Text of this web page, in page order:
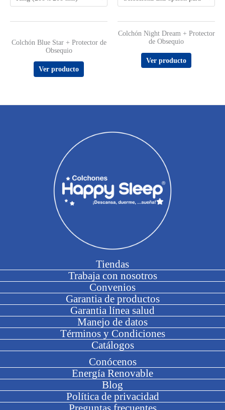
Valorado con
5.00
de 5
Colchón Blue Star + Protector de
Obsequio
Ver producto
Colchón Night Dream + Protector
de Obsequio
Ver producto
Tiendas
Trabaja con nosotros
Convenios
Garantia de productos
Garantia línea salud
Manejo de datos
Términos y Condiciones
Catálogos
Conócenos
Energía Renovable
Blog
Política de privacidad